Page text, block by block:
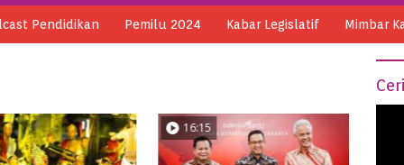
Pendidikan Pemilu 2024 Kabar Legislatif Mimbar
04:14